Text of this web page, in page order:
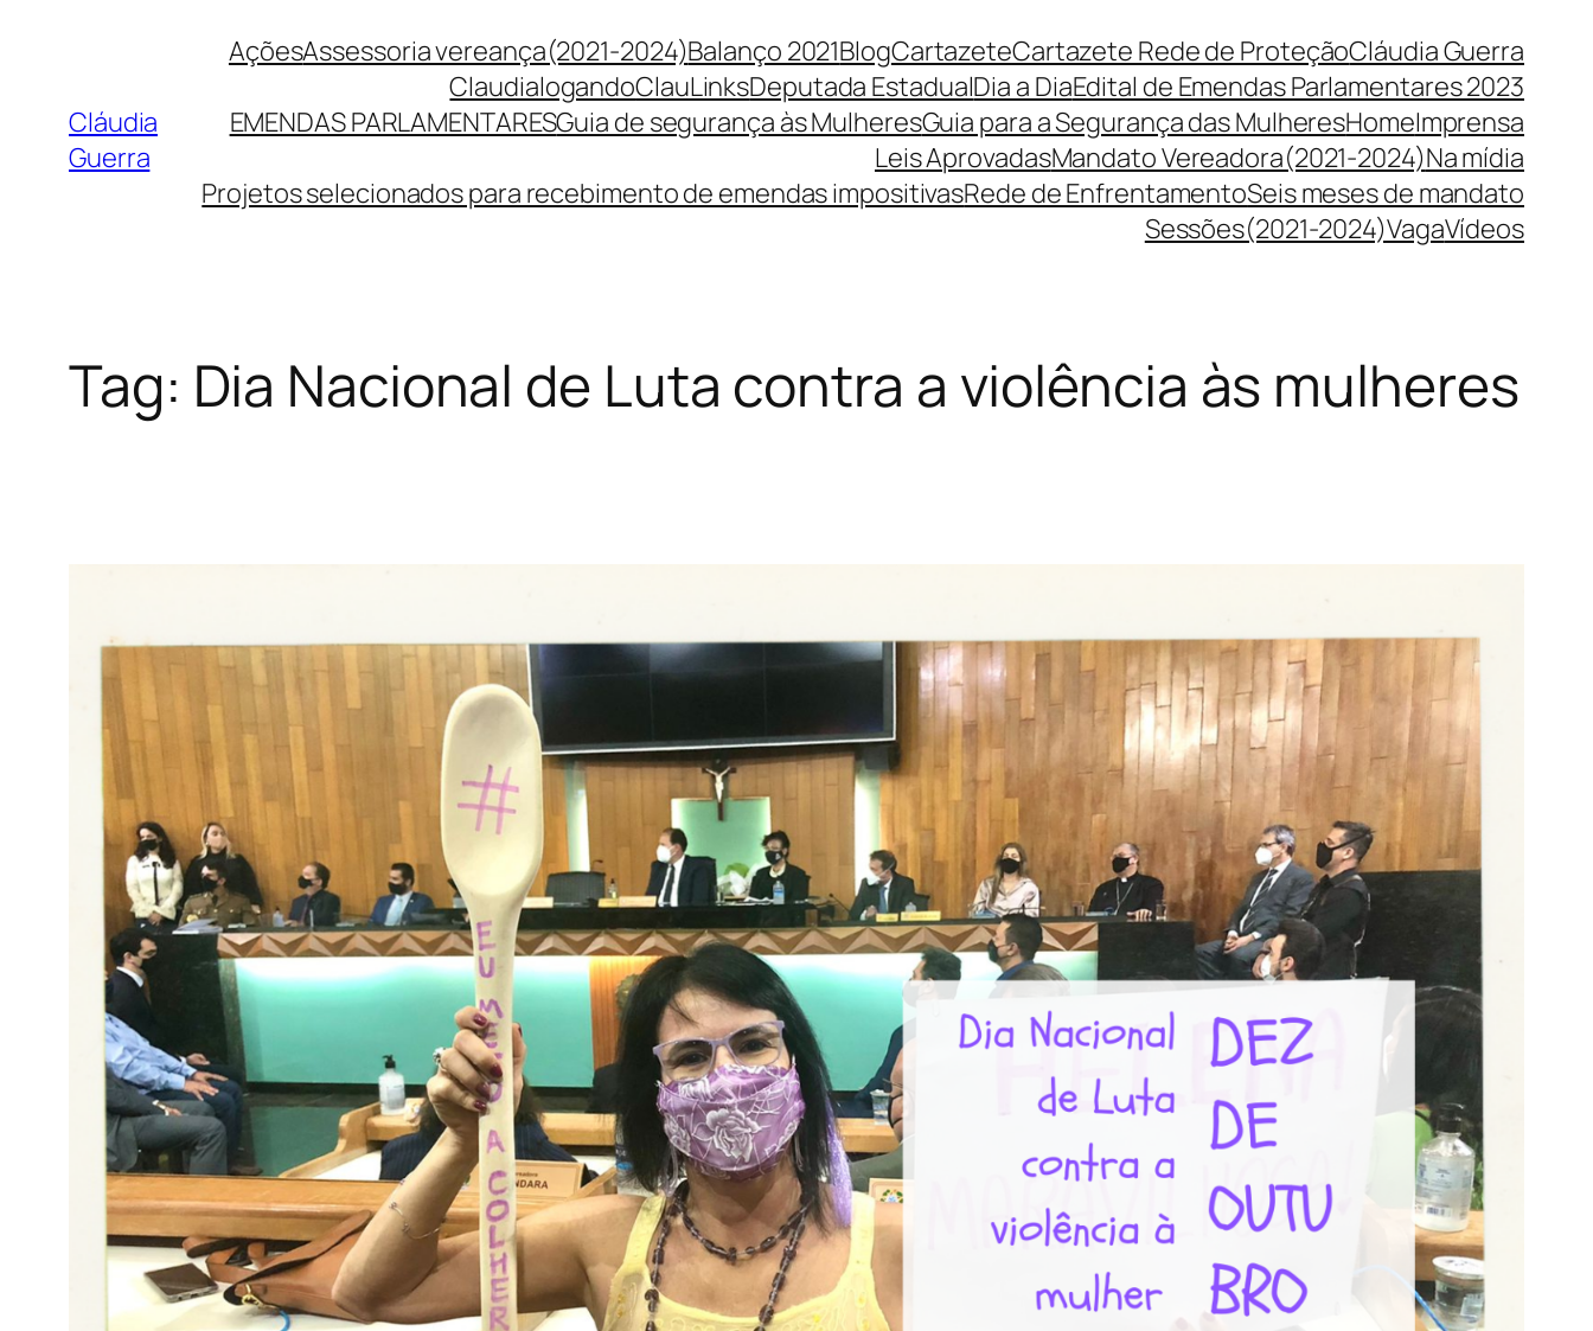
conteúdo
Cláudia
Guerra
AçõesAssessoria vereança(2021-2024)Balanço 2021BlogCartazeteCartazete Rede de ProteçãoCláudia Guerra
ClaudialogandoClauLinksDeputada EstadualDia a DiaEdital de Emendas Parlamentares 2023
EMENDAS PARLAMENTARESGuia de segurança às MulheresGuia para a Segurança das MulheresHomeImprensa
Leis AprovadasMandato Vereadora(2021-2024)Na mídia
Projetos selecionados para recebimento de emendas impositivasRede de EnfrentamentoSeis meses de mandato
Sessões(2021-2024)VagaVídeos
Tag: Dia Nacional de Luta contra a violência às mulheres